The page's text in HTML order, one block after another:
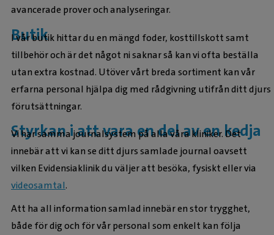
avancerade prover och analyseringar.
Butik
I vår butik hittar du en mängd foder, kosttillskott samt
tillbehör och är det något ni saknar så kan vi ofta beställa
utan extra kostnad. Utöver vårt breda sortiment kan vår
erfarna personal hjälpa dig med rådgivning utifrån ditt djurs
förutsättningar.
Styrkan i att vara en del av en kedja
Vi har samma journalsystem på alla våra kliniker. Det
innebär att vi kan se ditt djurs samlade journal oavsett
vilken Evidensiaklinik du väljer att besöka, fysiskt eller via
videosamtal.
Att ha all information samlad innebär en stor trygghet,
både för dig och för vår personal som enkelt kan följa